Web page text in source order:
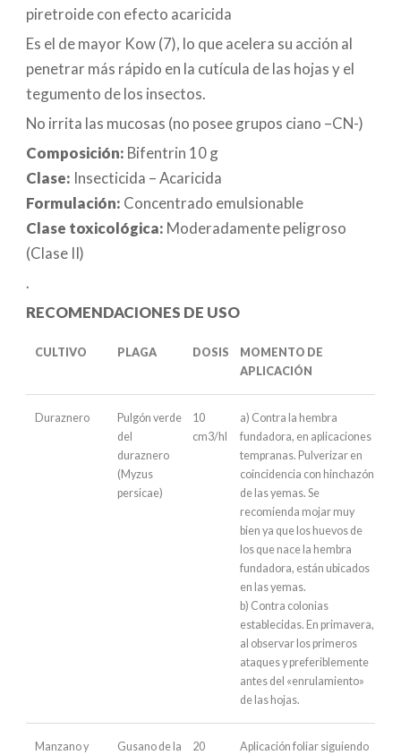
piretroide con efecto acaricida
Es el de mayor Kow (7), lo que acelera su acción al
penetrar más rápido en la cutícula de las hojas y el
tegumento de los insectos.
No irrita las mucosas (no posee grupos ciano –CN-)
Composición: Bifentrin 10 g
Clase: Insecticida – Acaricida
Formulación: Concentrado emulsionable
Clase toxicológica: Moderadamente peligroso
(Clase II)
.
RECOMENDACIONES DE USO
CULTIVO PLAGA DOSIS
MOMENTO DE
APLICACIÓN
Duraznero
Pulgón verde
del
duraznero
(Myzus
persicae)
10
cm3/hl
a) Contra la hembra
fundadora, en aplicaciones
tempranas. Pulverizar en
coincidencia con hinchazón
de las yemas. Se
recomienda mojar muy
bien ya que los huevos de
los que nace la hembra
fundadora, están ubicados
en las yemas.
b) Contra colonias
establecidas. En primavera,
al observar los primeros
ataques y preferiblemente
antes del «enrulamiento»
de las hojas.
Manzano y
Gusano de la
20
Aplicación foliar siguiendo